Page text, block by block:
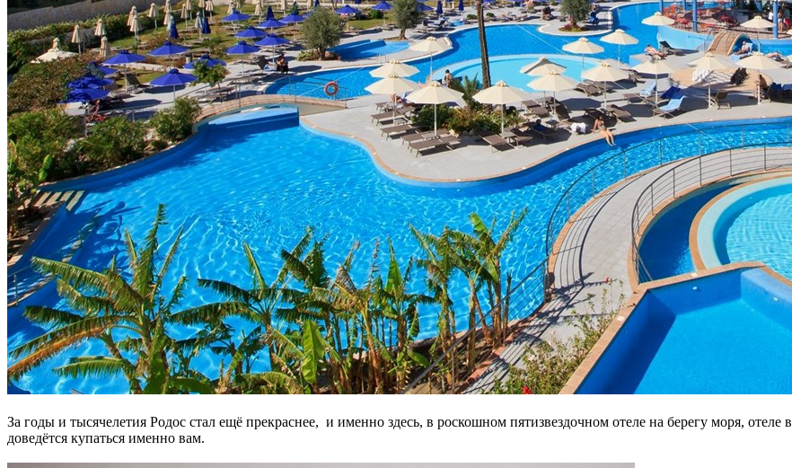
За годы и тысячелетия Родос стал ещё прекраснее, и именно здесь, в роскошном пятизвездочном отеле на берегу моря, отеле в
доведётся купаться именно вам.